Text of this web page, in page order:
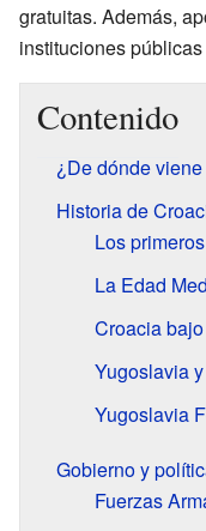
gratuitas. Además,
instituciones
Contenido
¿De dónde
Historia de
Los
La Edad
Croacia
Yugoslavia
Yugoslavia
Gobierno y
Fuerzas